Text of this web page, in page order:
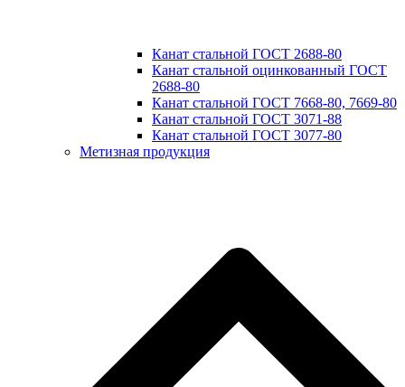
Канат стальной ГОСТ 2688-80
Канат стальной оцинкованный ГОСТ
2688-80
Канат стальной ГОСТ 7668-80, 7669-80
Канат стальной ГОСТ 3071-88
Канат стальной ГОСТ 3077-80
Метизная продукция